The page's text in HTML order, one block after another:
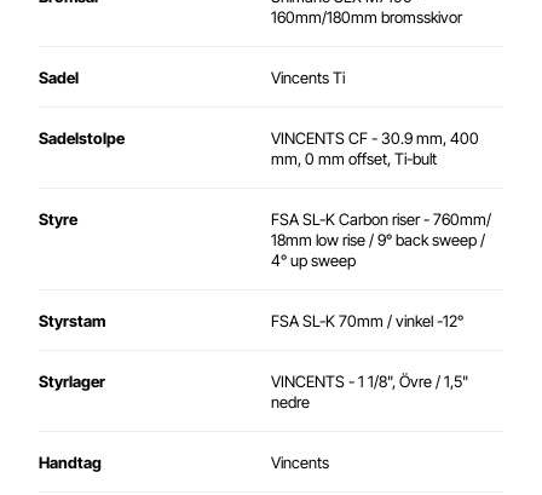
160mm/180mm bromsskivor
Sadel Vincents Ti
Sadelstolpe
VINCENTS CF - 30.9 mm, 400
mm, 0 mm offset, Ti-bult
Styre
FSA SL-K Carbon riser - 760mm/
18mm low rise / 9° back sweep /
4° up sweep
Styrstam FSA SL-K 70mm / vinkel -12°
Styrlager
VINCENTS - 1 1/8", Övre / 1,5"
nedre
Handtag Vincents